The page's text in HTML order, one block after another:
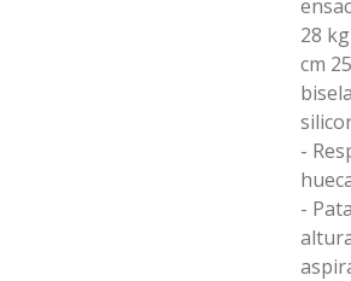
28
cm
-
-